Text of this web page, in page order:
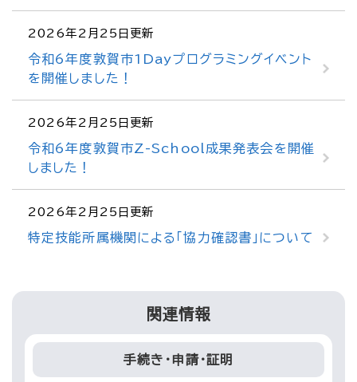
2026年2月25日更新
令和6年度敦賀市1Dayプログラミングイベント
を開催しました！
2026年2月25日更新
令和6年度敦賀市Z-School成果発表会を開催
しました！
2026年2月25日更新
特定技能所属機関による「協力確認書」について
関連情報
手続き・申請・証明